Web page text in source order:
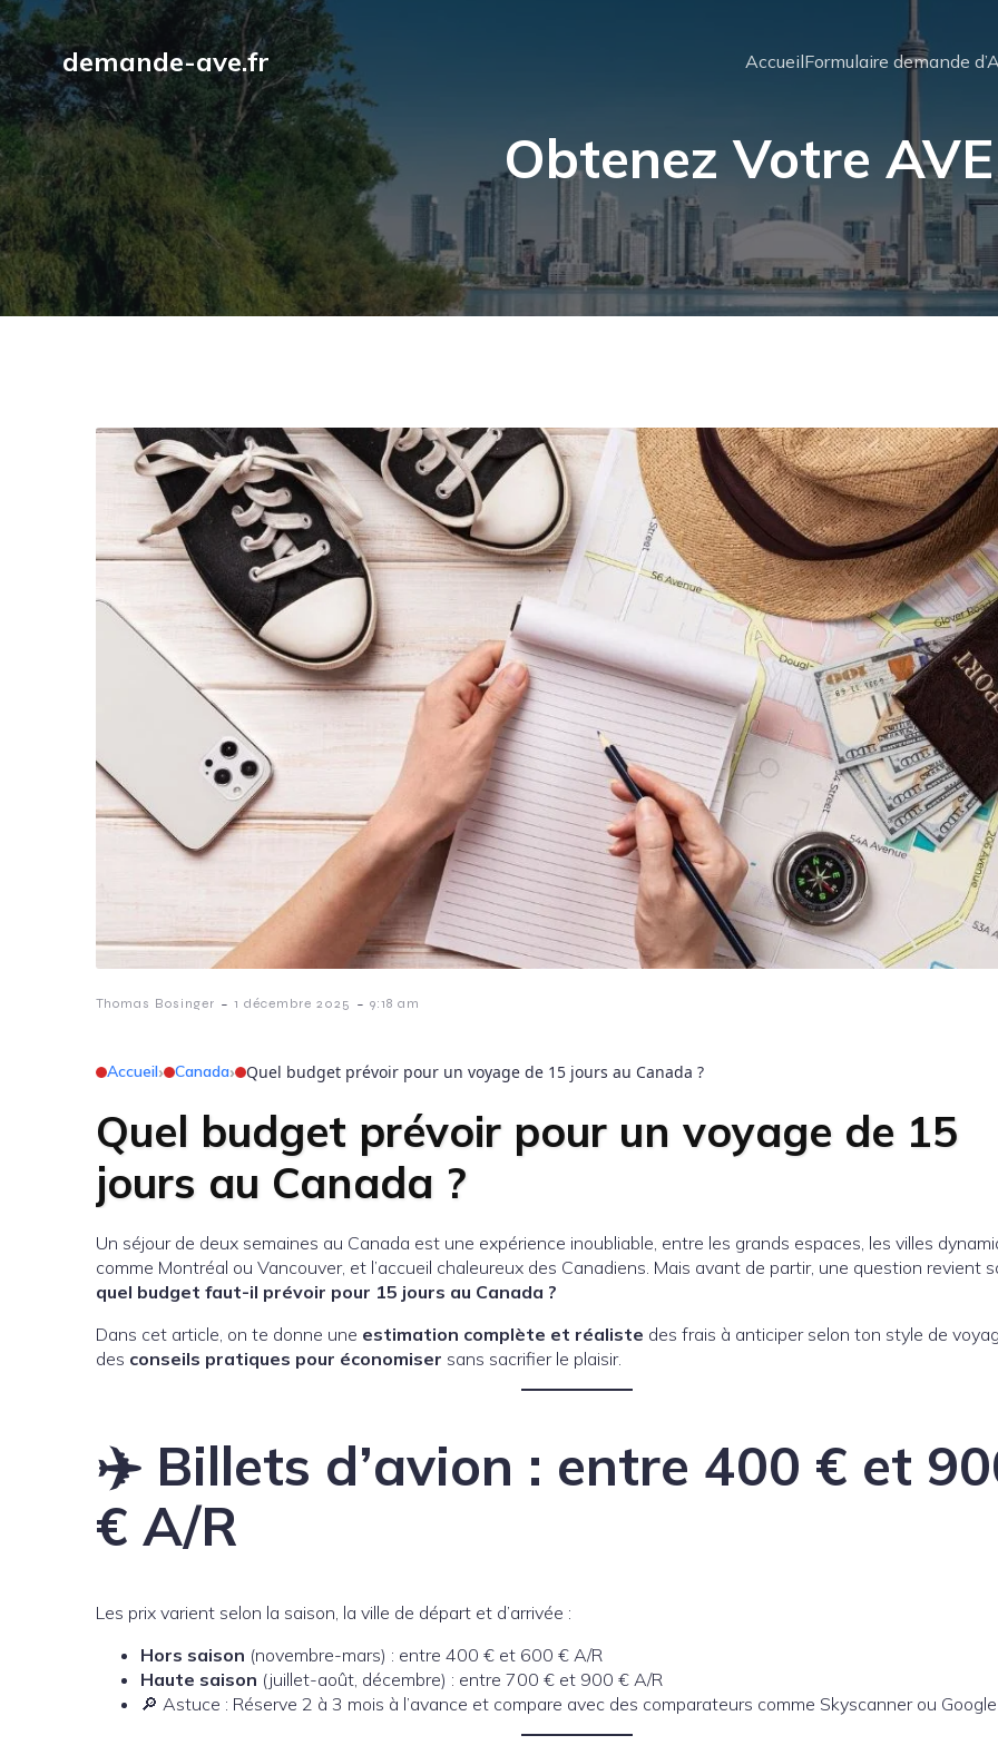
demande-ave.fr AccueilFormulaire demande
Obtenez Votre AVE
Thomas Bosinger - 1 décembre 2025 - 9:18 am
Accueil› Canada› Quel budget prévoir pour un voyage de 15 jours au Canada ?
Quel budget prévoir pour un voyage de 15
jours au Canada ?
Un séjour de deux semaines au Canada est une expérience inoubliable, entre les grands espaces, les villes
comme Montréal ou Vancouver, et l’accueil chaleureux des Canadiens. Mais avant de partir, une question revient
quel budget faut-il prévoir pour 15 jours au Canada ?
Dans cet article, on te donne une estimation complète et réaliste des frais à anticiper selon ton style de
des conseils pratiques pour économiser sans sacrifier le plaisir.
✈️ Billets d’avion : entre 400 € et
€ A/R
Les prix varient selon la saison, la ville de départ et d’arrivée :
Hors saison (novembre-mars) : entre 400 € et 600 € A/R
Haute saison (juillet-août, décembre) : entre 700 € et 900 € A/R
🔎 Astuce : Réserve 2 à 3 mois à l’avance et compare avec des comparateurs comme Skyscanner ou